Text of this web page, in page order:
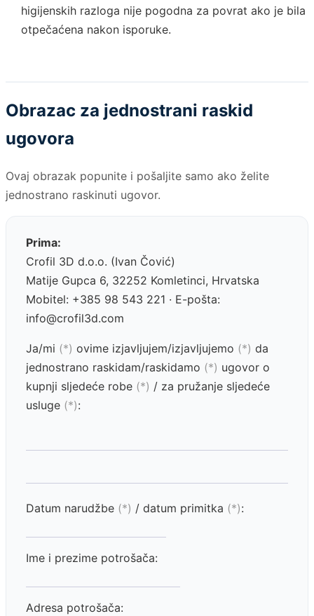
higijenskih razloga nije pogodna za povrat ako je bila
otpečaćena nakon isporuke.
Obrazac za jednostrani raskid
ugovora
Ovaj obrazak popunite i pošaljite samo ako želite
jednostrano raskinuti ugovor.
Prima:
Crofil 3D d.o.o. (Ivan Čović)
Matije Gupca 6, 32252 Komletinci, Hrvatska
Mobitel: +385 98 543 221 · E-pošta:
info@crofil3d.com
Ja/mi (*) ovime izjavljujem/izjavljujemo (*) da
jednostrano raskidam/raskidamo (*) ugovor o
kupnji sljedeće robe (*) / za pružanje sljedeće
usluge (*):
Datum narudžbe (*) / datum primitka (*):
Ime i prezime potrošača:
Adresa potrošača: